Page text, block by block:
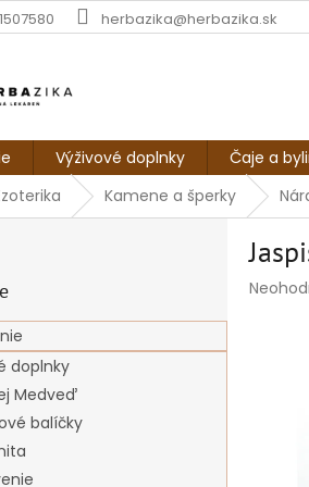
herbazika@herbazika.sk
Výživové doplnky Čaje a
Kamene a šperky
doplnky
Medveď
balíčky